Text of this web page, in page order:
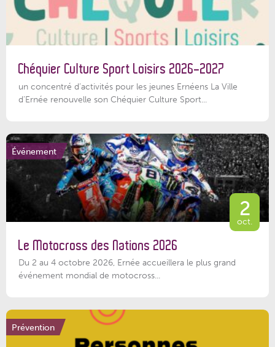
Chéquier Culture Sport Loisirs 2026-2027
un concentré d’activités pour les jeunes Ernéens La Ville
d’Ernée renouvelle son Chéquier Culture Sport...
Événement
2
oct.
Le Motocross des Nations 2026
Du 2 au 4 octobre 2026, Ernée accueillera le plus grand
événement mondial de motocross...
Prévention